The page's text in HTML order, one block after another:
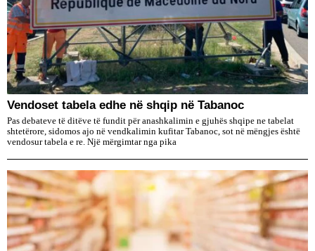
Vendoset tabela edhe në shqip në Tabanoc
Pas debateve të ditëve të fundit për anashkalimin e gjuhës shqipe ne tabelat
shtetërore, sidomos ajo në vendkalimin kufitar Tabanoc, sot në mëngjes është
vendosur tabela e re. Një mërgimtar nga pika